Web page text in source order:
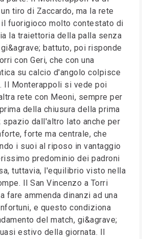
tiro di Zaccardo, ma la rete
il fuorigioco molto contestato di
la traiettoria della palla senza
battuto, poi risponde
con Geri, che con una
su calcio d'angolo colpisce
Il Monterappoli si vede poi
rete con Meoni, sempre per
della chiusura della prima
spazio dall'altro lato anche per
forte ma centrale, che
i suoi al riposo in vantaggio
predominio dei padroni
tuttavia, l'equilibrio visto nella
Il San Vincenzo a Torri
fare ammenda dinanzi ad una
e questo condiziona
del match, gi&agrave;
estivo della giornata. Il